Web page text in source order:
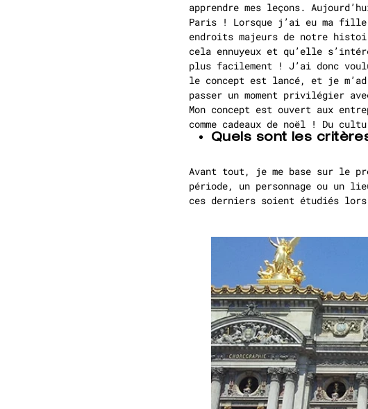
apprendre mes leçons.
Paris ! Lorsque j’ai eu ma fille
endroits majeurs de notre
cela ennuyeux et qu’elle
plus facilement ! J’ai donc
le concept est lancé, et je
passer un moment privilégier
Mon concept est ouvert aux
comme cadeaux de noël ! Du
Quels sont les
Avant tout, je me base sur le
période, un personnage ou un
ces derniers soient étudiés